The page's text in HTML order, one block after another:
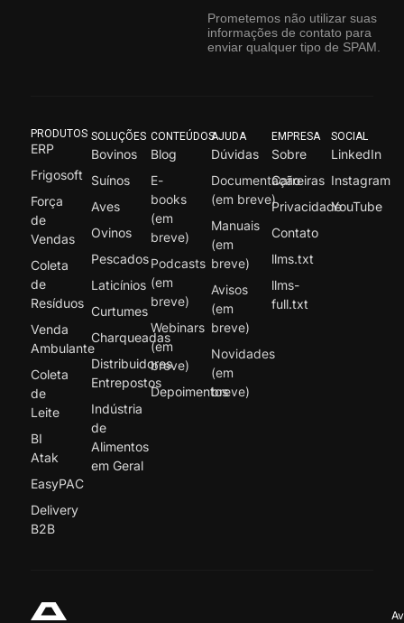
Prometemos não utilizar suas
informações de contato para
enviar qualquer tipo de SPAM.
PRODUTOS
ERP
Frigosoft
Força
de
Vendas
Coleta
de
Resíduos
Venda
Ambulante
Coleta
de
Leite
BI
Atak
EasyPAC
Delivery
B2B
SOLUÇÕES
Bovinos
Suínos
Aves
Ovinos
Pescados
Laticínios
Curtumes
Charqueadas
Distribuidores
Entrepostos
Indústria
de
Alimentos
em Geral
CONTEÚDOS
Blog
E-
books
(em
breve)
Podcasts
(em
breve)
Webinars
(em
breve)
Depoimentos
AJUDA
Dúvidas
Documentação
(em breve)
Manuais
(em
breve)
Avisos
(em
breve)
Novidades
(em
breve)
EMPRESA
Sobre
Carreiras
Privacidade
Contato
llms.txt
llms-
full.txt
SOCIAL
LinkedIn
Instagram
YouTube